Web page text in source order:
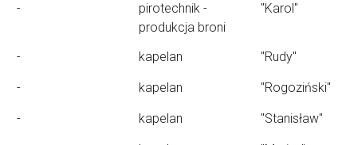
-
pirotechnik -
produkcja broni
"Karol"
- kapelan "Rudy"
- kapelan "Rogoziński"
- kapelan "Stanisław"